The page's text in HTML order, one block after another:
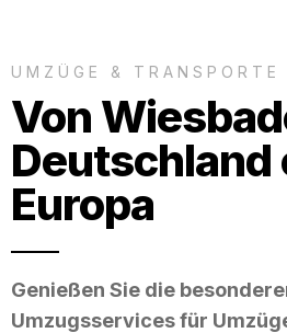
UMZÜGE & TRANSPORTE
Von
Deutschland
Europa
Genießen Sie die
Umzugsservices für